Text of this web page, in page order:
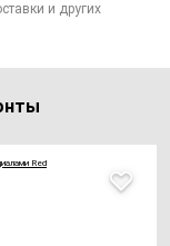
и других